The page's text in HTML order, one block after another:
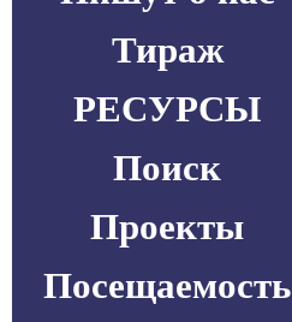
Тираж
РЕСУРСЫ
Поиск
Проекты
Посещаемость